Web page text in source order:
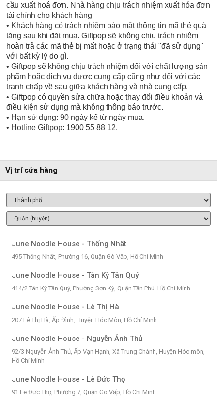
cầu xuất hoá đơn. Nhà hàng chịu trách nhiệm xuất hóa đơn
tài chính cho khách hàng.
• Khách hàng có trách nhiệm bảo mật thông tin mã thẻ quà
tặng sau khi đặt mua. Giftpop sẽ không chịu trách nhiệm
hoàn trả các mã thẻ bị mất hoặc ở trạng thái "đã sử dụng"
với bất kỳ lý do gì.
• Giftpop sẽ không chịu trách nhiệm đối với chất lượng sản
phẩm hoặc dịch vụ được cung cấp cũng như đối với các
tranh chấp về sau giữa khách hàng và nhà cung cấp.
• Giftpop có quyền sửa chữa hoặc thay đổi điều khoản và
điều kiện sử dụng mà không thông báo trước.
• Hạn sử dụng: 90 ngày kể từ ngày mua.
• Hotline Giftpop: 1900 55 88 12.
Vị trí cửa hàng
June Noodle House - Thống Nhất
495 Thống Nhất, Phường 16, Quận Gò Vấp, Hồ Chí Minh
June Noodle House - Tân Kỳ Tân Quý
414/2 Tân Kỳ Tân Quý, Phường Sơn Kỳ, Quận Tân Phú, Hồ Chí Minh
June Noodle House - Lê Thị Hà
207 Lê Thị Hà, Ấp Đình, Huyện Hóc Môn, Hồ Chí Minh
June Noodle House - Nguyễn Ảnh Thủ
92/3 Nguyễn Ảnh Thủ, Ấp Vạn Hạnh, Xã Trung Chánh, Huyện Hóc môn,
Hồ Chí Minh
June Noodle House - Lê Đức Thọ
91 Lê Đức Thọ, Phường 7, Quận Gò Vấp, Hồ Chí Minh